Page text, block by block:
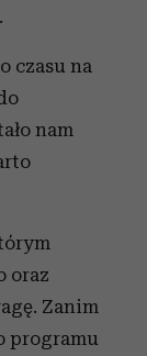
czasu na
nam
oraz
Zanim
programu